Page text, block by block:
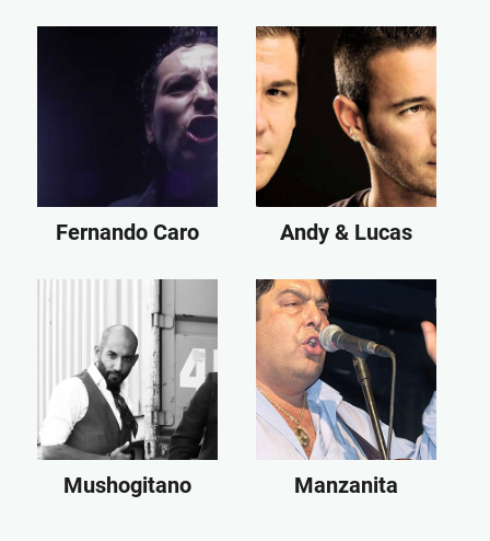
Fernando Caro Andy & Lucas
Mushogitano Manzanita